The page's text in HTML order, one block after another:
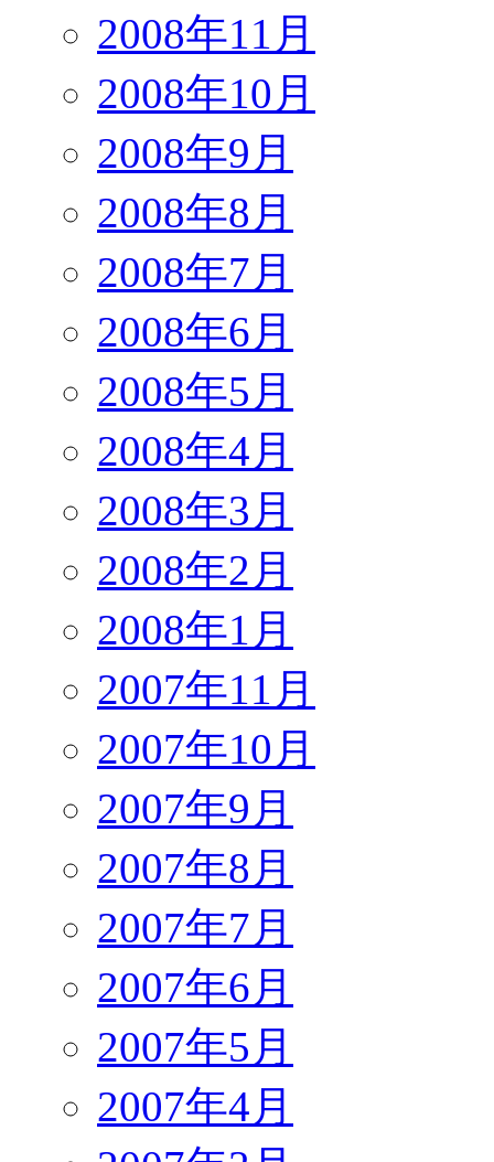
2008年11月
2008年10月
2008年9月
2008年8月
2008年7月
2008年6月
2008年5月
2008年4月
2008年3月
2008年2月
2008年1月
2007年11月
2007年10月
2007年9月
2007年8月
2007年7月
2007年6月
2007年5月
2007年4月